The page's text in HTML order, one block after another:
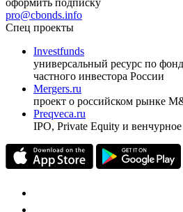
ежеквартальный аналитический
оформить подписку
pro@cbonds.info
Спец проекты
Investfunds
универсальный ресурс по
частного инвестора России
проект о российском рынке
Preqveca.ru